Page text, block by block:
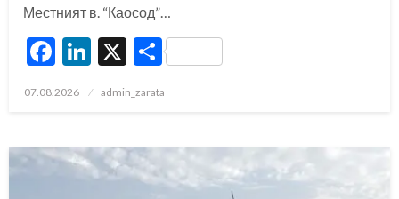
Местният в. “Каосод”…
Facebook
LinkedIn
X Share
Posted
07.08.2026 admin_zarata